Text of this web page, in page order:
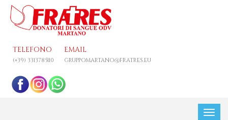
TELEFONO
(+39) 3313785110
EMAIL
GRUPPOMARTANO@FRATRES.EU